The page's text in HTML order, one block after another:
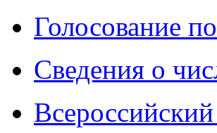
Голосование
Сведения о